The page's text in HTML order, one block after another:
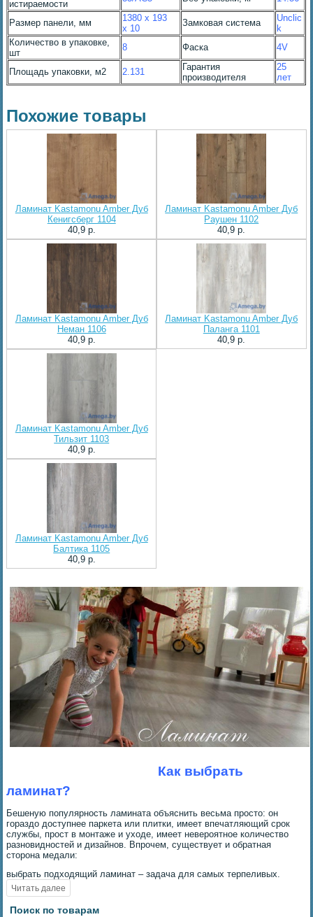
истираемости
Размер панели, мм
1380 x 193
x 10
Замковая система
Unclic
k
Количество в упаковке,
шт
8 Фаска 4V
Площадь упаковки, м2 2.131
Гарантия
производителя
25
лет
Похожие товары
Ламинат Kastamonu Amber Дуб
Кенигсберг 1104
40,9 p.
Ламинат Kastamonu Amber Дуб
Раушен 1102
40,9 p.
Ламинат Kastamonu Amber Дуб
Неман 1106
40,9 p.
Ламинат Kastamonu Amber Дуб
Паланга 1101
40,9 p.
Ламинат Kastamonu Amber Дуб
Тильзит 1103
40,9 p.
Ламинат Kastamonu Amber Дуб
Балтика 1105
40,9 p.
Как выбрать
ламинат?
Бешеную популярность ламината объяснить весьма просто: он
гораздо доступнее паркета или плитки, имеет впечатляющий срок
службы, прост в монтаже и уходе, имеет невероятное количество
разновидностей и дизайнов. Впрочем, существует и обратная
сторона медали:
выбрать подходящий ламинат – задача для самых терпеливых.
Поиск по товарам